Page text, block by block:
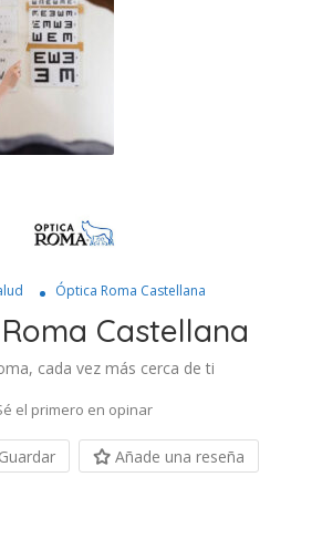
Óptica Roma Castellana
Castellana
cada vez más cerca de ti
el primero en opinar
Guardar Añade una reseña